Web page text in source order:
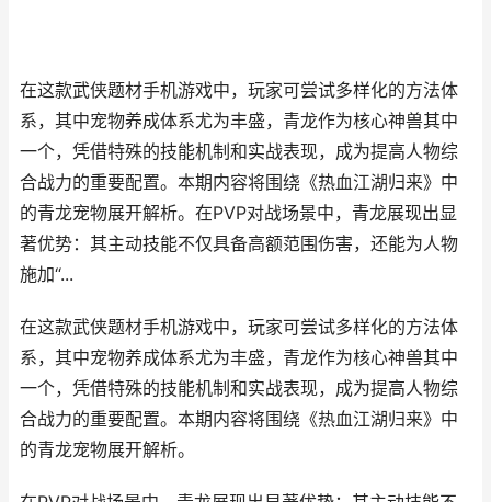
在这款武侠题材手机游戏中，玩家可尝试多样化的方法体
系，其中宠物养成体系尤为丰盛，青龙作为核心神兽其中
一个，凭借特殊的技能机制和实战表现，成为提高人物综
合战力的重要配置。本期内容将围绕《热血江湖归来》中
的青龙宠物展开解析。在PVP对战场景中，青龙展现出显
著优势：其主动技能不仅具备高额范围伤害，还能为人物
施加“...
在这款武侠题材手机游戏中，玩家可尝试多样化的方法体
系，其中宠物养成体系尤为丰盛，青龙作为核心神兽其中
一个，凭借特殊的技能机制和实战表现，成为提高人物综
合战力的重要配置。本期内容将围绕《热血江湖归来》中
的青龙宠物展开解析。